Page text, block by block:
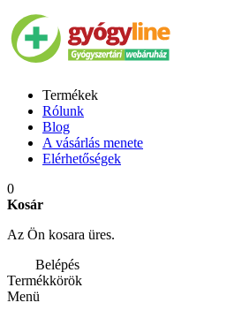
Termékek
Rólunk
Blog
A vásárlás menete
Elérhetőségek
0
Kosár
Az Ön kosara üres.
Belépés
Termékkörök
Menü